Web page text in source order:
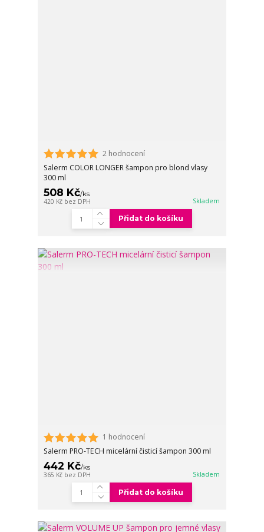
2 hodnocení
Salerm COLOR LONGER šampon pro blond vlasy
300 ml
508 Kč/ks
420 Kč bez DPH Skladem
Přidat do košíku
1 hodnocení
Salerm PRO-TECH micelární čisticí šampon 300 ml
442 Kč/ks
365 Kč bez DPH Skladem
Přidat do košíku